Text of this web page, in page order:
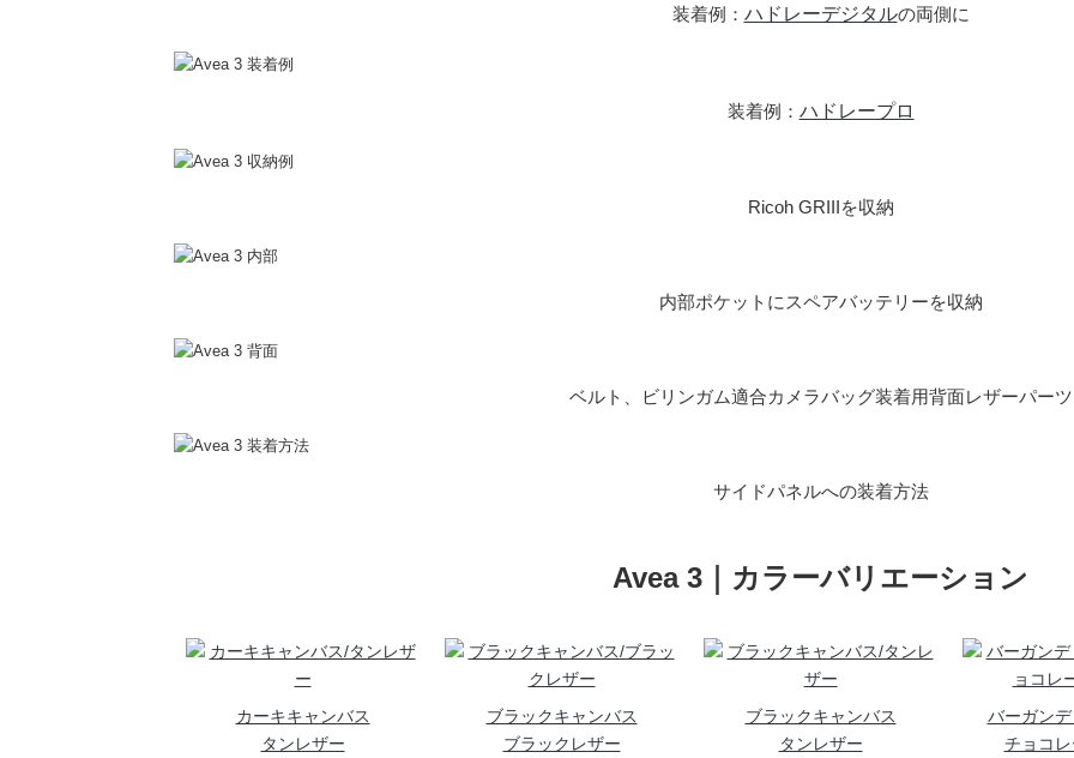
装着例： ハドレーデジタルの両側に
装着例： ハドレープロ
Ricoh GRIIIを収納
内部ポケットにスペアバッテリーを収納
ベルト、ビリンガム適合カメラバッグ装着用背面レザーパーツ
サイドパネルへの装着方法
Avea 3｜カラーバリエーション
カーキキャンバス
タンレザー
ブラックキャンバス
ブラックレザー
ブラックキャンバス
タンレザー
バーガン
チョコ